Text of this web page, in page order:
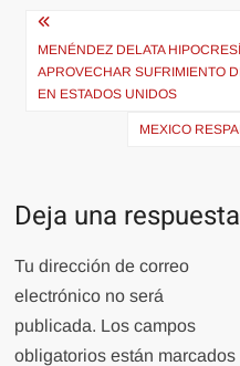
Navegación
de
entradas
MENÉNDEZ DELATA
APROVECHAR SUFRIMIENTO
EN ESTADOS UNIDOS
MEXICO
Deja una respuesta
Tu dirección de correo
electrónico no será
publicada. Los campos
obligatorios están marcados